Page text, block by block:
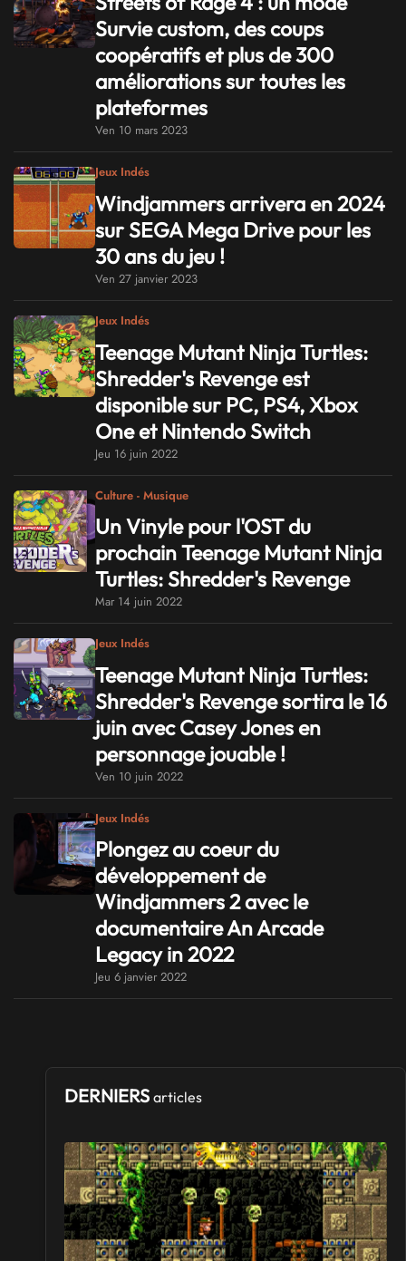
Survie custom, des coups
coopératifs et plus de 300
améliorations sur toutes les
plateformes
Ven 10 mars 2023
Jeux Indés
Windjammers arrivera en 2024
sur SEGA Mega Drive pour les
30 ans du jeu !
Ven 27 janvier 2023
Jeux Indés
Teenage Mutant Ninja Turtles:
Shredder's Revenge est
disponible sur PC, PS4, Xbox
One et Nintendo Switch
Jeu 16 juin 2022
Culture - Musique
Un Vinyle pour l'OST du
prochain Teenage Mutant Ninja
Turtles: Shredder's Revenge
Mar 14 juin 2022
Jeux Indés
Teenage Mutant Ninja Turtles:
Shredder's Revenge sortira le 16
juin avec Casey Jones en
personnage jouable !
Ven 10 juin 2022
Jeux Indés
Plongez au coeur du
développement de
Windjammers 2 avec le
documentaire An Arcade
Legacy in 2022
Jeu 6 janvier 2022
DERNIERS articles